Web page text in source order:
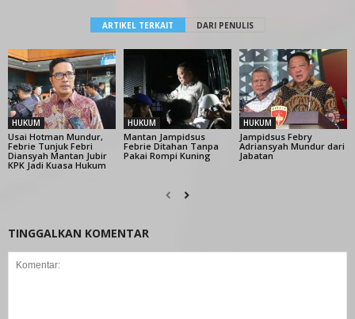
ARTIKEL TERKAIT DARI PENULIS
HUKUM
Usai Hotman Mundur,
Febrie Tunjuk Febri
Diansyah Mantan Jubir
KPK Jadi Kuasa Hukum
HUKUM
Mantan Jampidsus
Febrie Ditahan Tanpa
Pakai Rompi Kuning
HUKUM
Jampidsus Febry
Adriansyah Mundur dari
Jabatan
TINGGALKAN KOMENTAR